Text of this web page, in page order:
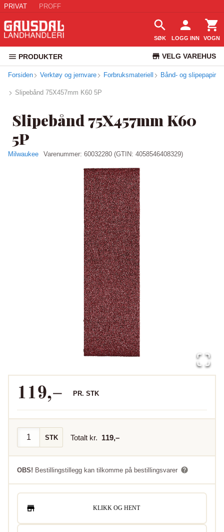
PRIVAT PROFF
SØK LOGG INN VOGN
PRODUKTER VELG VAREHUS
KUNDESERVICE
Forsiden Verktøy og jernvare Forbruksmateriell Bånd- og slipepapir
Slipebånd 75X457mm K60 5P
Slipebånd 75X457mm K60
5P
Milwaukee Varenummer: 60032280 (GTIN: 4058546408329)
119,– PR. STK
STK Totalt kr. 119,–
OBS! Bestillingstillegg kan tilkomme på bestillingsvarer
KLIKK OG HENT